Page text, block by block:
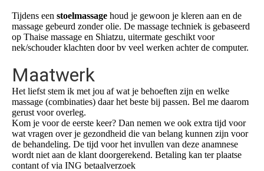
Tijdens een stoelmassage houd je gewoon je kleren aan en de
massage gebeurd zonder olie. De massage techniek is gebaseerd
op Thaise massage en Shiatzu, uitermate geschikt voor
nek/schouder klachten door bv veel werken achter de computer.
Maatwerk
Het liefst stem ik met jou af wat je behoeften zijn en welke
massage (combinaties) daar het beste bij passen. Bel me daarom
gerust voor overleg.
Kom je voor de eerste keer? Dan nemen we ook extra tijd voor
wat vragen over je gezondheid die van belang kunnen zijn voor
de behandeling. De tijd voor het invullen van deze anamnese
wordt niet aan de klant doorgerekend. Betaling kan ter plaatse
contant of via ING betaalverzoek